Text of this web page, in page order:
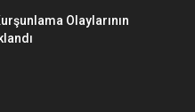
Olaylarının